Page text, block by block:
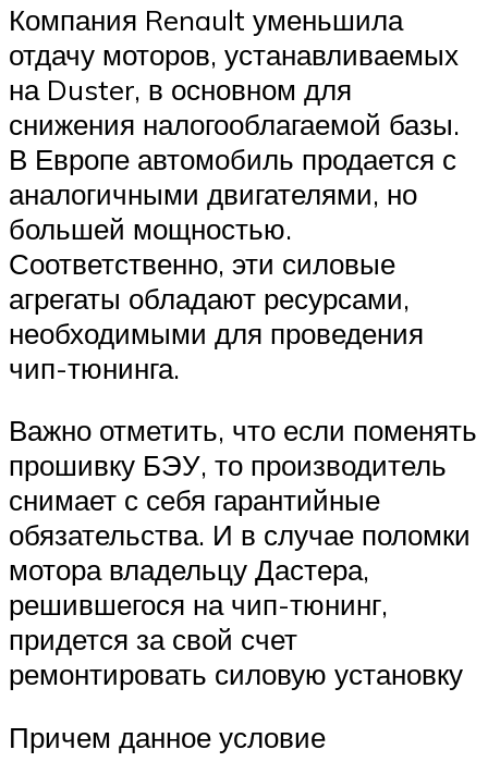
Компания Renault уменьшила
отдачу моторов, устанавливаемых
на Duster, в основном для
снижения налогооблагаемой базы.
В Европе автомобиль продается с
аналогичными двигателями, но
большей мощностью.
Соответственно, эти силовые
агрегаты обладают ресурсами,
необходимыми для проведения
чип-тюнинга.
Важно отметить, что если поменять
прошивку БЭУ, то производитель
снимает с себя гарантийные
обязательства. И в случае поломки
мотора владельцу Дастера,
решившегося на чип-тюнинг,
придется за свой счет
ремонтировать силовую установку
Причем данное условие